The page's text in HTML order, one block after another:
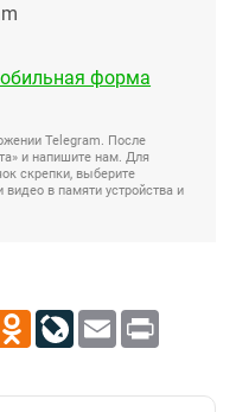
форма
Telegram. После
и напишите нам. Для
скрепки, выберите
в памяти устройства и
Odnoklassniki
LiveJournal
Email Print